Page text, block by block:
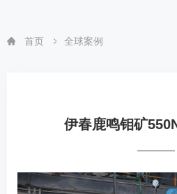
首页 全球案例
伊春鹿鸣钼矿